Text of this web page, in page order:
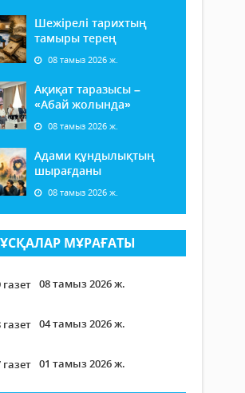
Шежірелі тарихтың
тамыры терең
08 тамыз 2026 ж.
Ақиқат таразысы –
«Абай жолында»
08 тамыз 2026 ж.
Адами құндылықтың
шырағданы
08 тамыз 2026 ж.
МҰРАҒАТЫ
08 тамыз 2026 ж.
04 тамыз 2026 ж.
01 тамыз 2026 ж.